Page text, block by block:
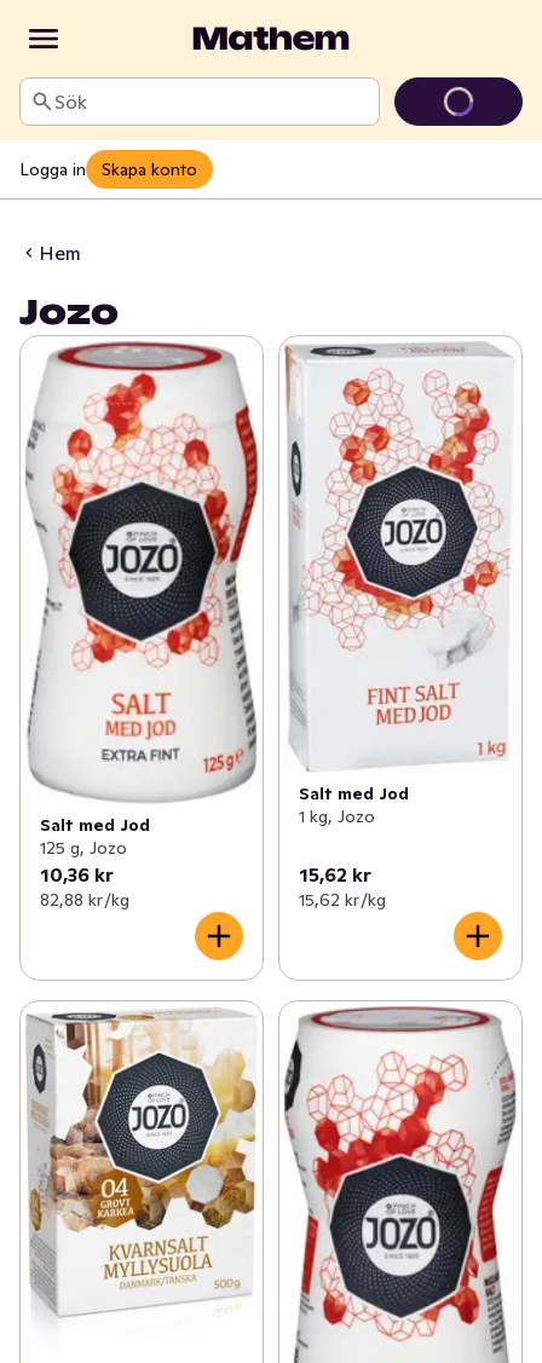
Sök
Logga in Skapa konto
Hem
Jozo
Salt med Jod
125 g, Jozo
10,36 kr
82,88 kr /kg
Salt med Jod
1 kg, Jozo
15,62 kr
15,62 kr /kg